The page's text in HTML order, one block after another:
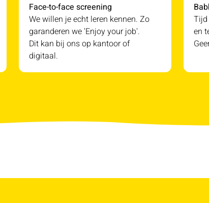
Face-to-face screening
We willen je echt leren kennen. Zo
garanderen we 'Enjoy your job'.
Dit kan bij ons op kantoor of
digitaal.
Tijd
en